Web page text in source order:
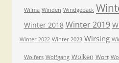
Wilma Winden Windgebäck
Winter 2018 Winter 2019
Winter 2022 Winter 2023 Wirsing
Wolfers Wolfgang Wolken Wort